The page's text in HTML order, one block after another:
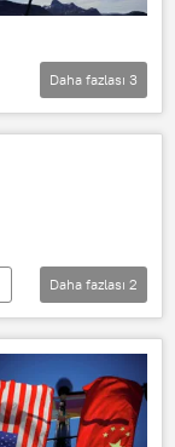
Daha fazlası 3
Daha fazlası 2